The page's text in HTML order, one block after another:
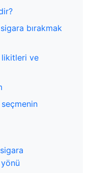
bırakmak
ve